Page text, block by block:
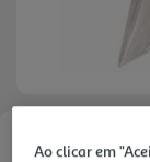
Faça a sua avaliação
Ao clicar em